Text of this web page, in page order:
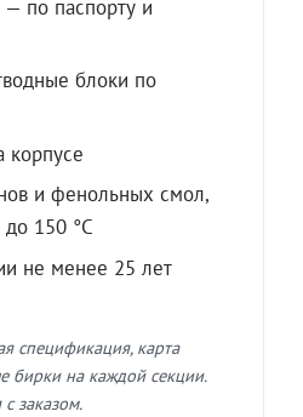
— по паспорту и
блоки по
корпусе
и фенольных смол,
150 °C
не менее 25 лет
спецификация, карта
бирки на каждой секции.
заказом.